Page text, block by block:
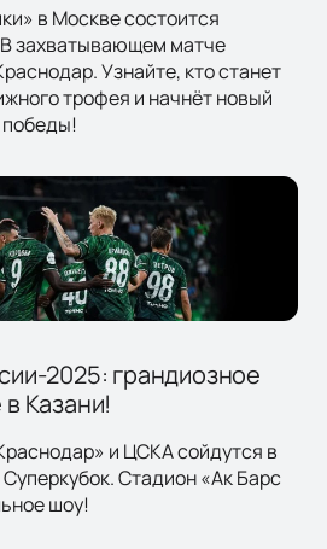
в Москве состоится
захватывающем матче
Узнайте, кто станет
трофея и начнёт новый
2025: грандиозное
Казани!
и ЦСКА сойдутся в
Стадион «Ак Барс
шоу!